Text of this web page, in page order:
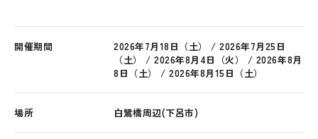
開催期間
2026年7月18日（土） / 2026年7月25日
（土） / 2026年8月4日（火） / 2026年8月
8日（土） / 2026年8月15日（土）
場所 白鷺橋周辺(下呂市)